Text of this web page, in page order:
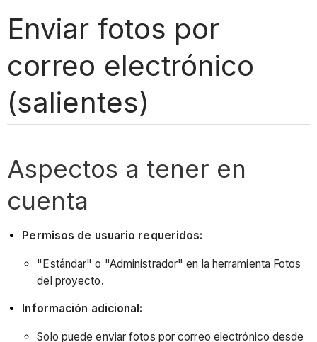
Enviar fotos por
correo electrónico
(salientes)
Aspectos a tener en
cuenta
Permisos de usuario requeridos:
"Estándar" o "Administrador" en la herramienta Fotos
del proyecto.
Información adicional:
Solo puede enviar fotos por correo electrónico desde